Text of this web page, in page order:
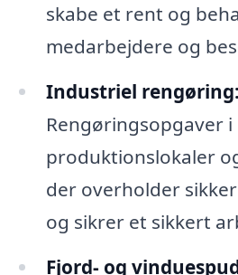
skabe et rent og
medarbejdere og
Industriel rengøring:
Rengøringsopgaver i
produktionslokaler
der overholder
og sikrer et sikkert
Fjord- og